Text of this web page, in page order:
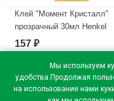
Мы используем
удобства.Продолжая
на использование нами
Клей "Момент Кристалл"
прозрачный 30мл Henkel
арт.873873
В наличии
157 ₽